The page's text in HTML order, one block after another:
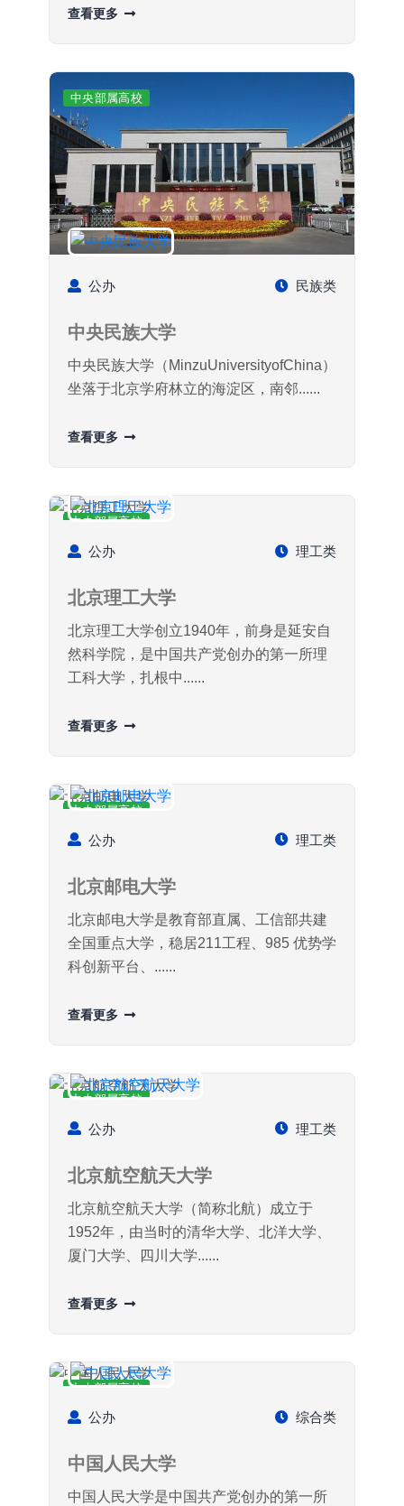
查看更多
中央部属高校
公办 民族类
中央民族大学
中央民族大学（MinzuUniversityofChina）
坐落于北京学府林立的海淀区，南邻......
查看更多
中央部属高校
公办 理工类
北京理工大学
北京理工大学创立1940年，前身是延安自
然科学院，是中国共产党创办的第一所理
工科大学，扎根中......
查看更多
中央部属高校
公办 理工类
北京邮电大学
北京邮电大学是教育部直属、工信部共建
全国重点大学，稳居211工程、985 优势学
科创新平台、......
查看更多
中央部属高校
公办 理工类
北京航空航天大学
北京航空航天大学（简称北航）成立于
1952年，由当时的清华大学、北洋大学、
厦门大学、四川大学......
查看更多
中央部属高校
公办 综合类
中国人民大学
中国人民大学是中国共产党创办的第一所